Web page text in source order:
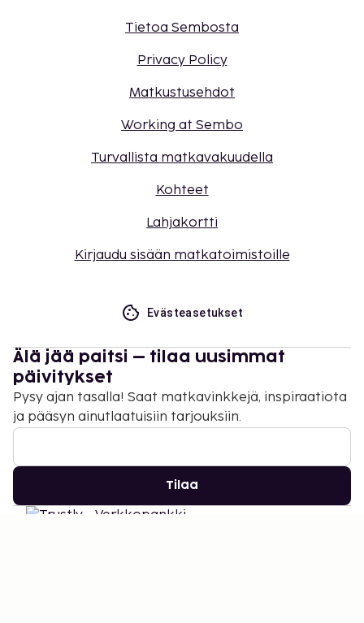
Tietoa Sembosta
Privacy Policy
Matkustusehdot
Working at Sembo
Turvallista matkavakuudella
Kohteet
Lahjakortti
Kirjaudu sisään matkatoimistoille
Evästeasetukset
Älä jää paitsi – tilaa uusimmat
päivitykset
Pysy ajan tasalla! Saat matkavinkkejä, inspiraatiota
ja pääsyn ainutlaatuisiin tarjouksiin.
Tilaa